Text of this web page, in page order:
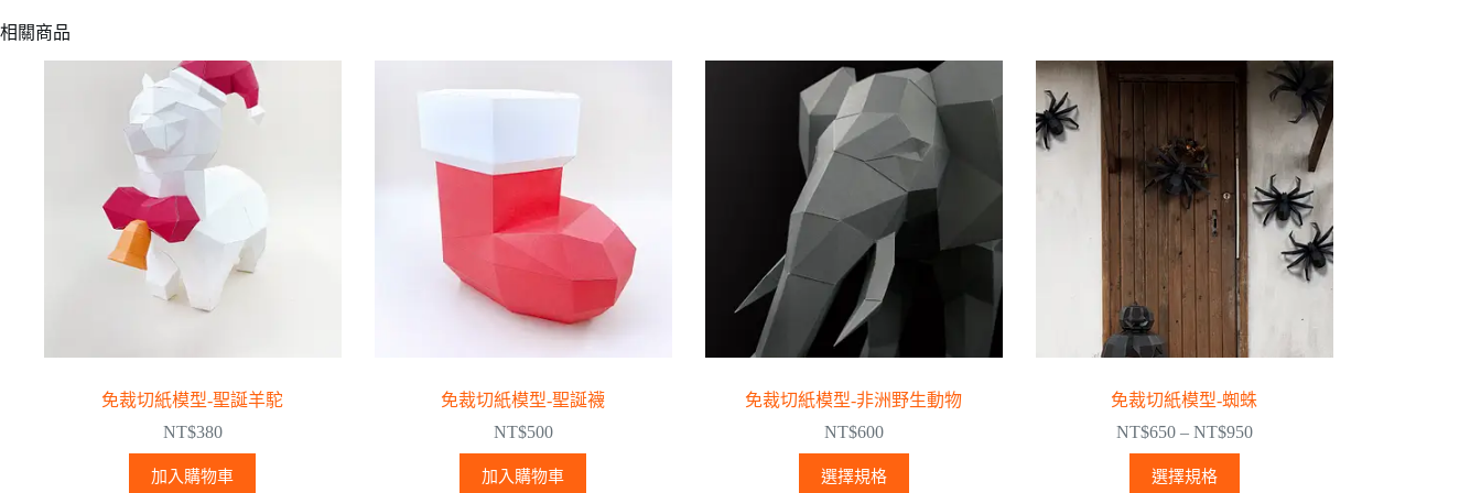
相關商品
免裁切紙模型-聖誕羊駝
NT$380
加入購物車
免裁切紙模型-聖誕襪
NT$500
加入購物車
免裁切紙模型-非洲野生動物
NT$600
選擇規格
免裁切紙模型-蜘蛛
NT$650 – NT$950
選擇規格